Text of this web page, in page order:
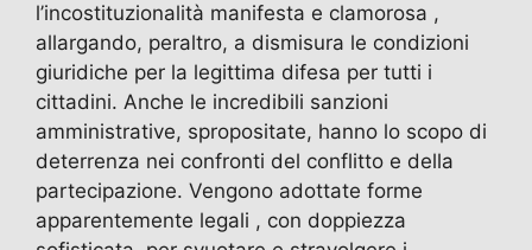
l’incostituzionalità manifesta e clamorosa ,
allargando, peraltro, a dismisura le condizioni
giuridiche per la legittima difesa per tutti i
cittadini. Anche le incredibili sanzioni
amministrative, spropositate, hanno lo scopo di
deterrenza nei confronti del conflitto e della
partecipazione. Vengono adottate forme
apparentemente legali , con doppiezza